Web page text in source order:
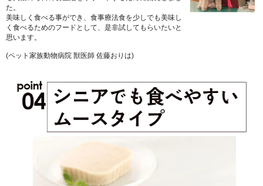
た。
美味しく食べる事ができ、食事療法食を少しでも美味し
く食べるためのフードとして、是非試してもらいたいと
思います。
(ペット家族動物病院 獣医師 佐藤おりは)